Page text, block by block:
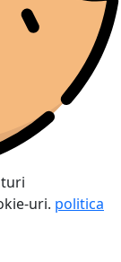
uri. politica